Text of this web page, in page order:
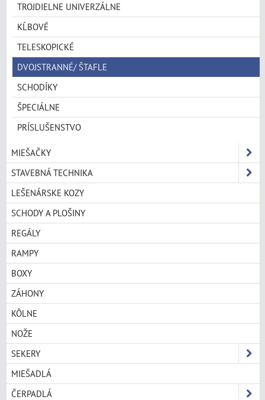
TROJDIELNE UNIVERZÁLNE
KĹBOVÉ
TELESKOPICKÉ
DVOJSTRANNÉ/ ŠTAFLE
SCHODÍKY
ŠPECIÁLNE
PRÍSLUŠENSTVO
MIEŠAČKY
STAVEBNÁ TECHNIKA
LEŠENÁRSKE KOZY
SCHODY A PLOŠINY
REGÁLY
RAMPY
BOXY
ZÁHONY
KÔLNE
NOŽE
SEKERY
MIEŠADLÁ
ČERPADLÁ